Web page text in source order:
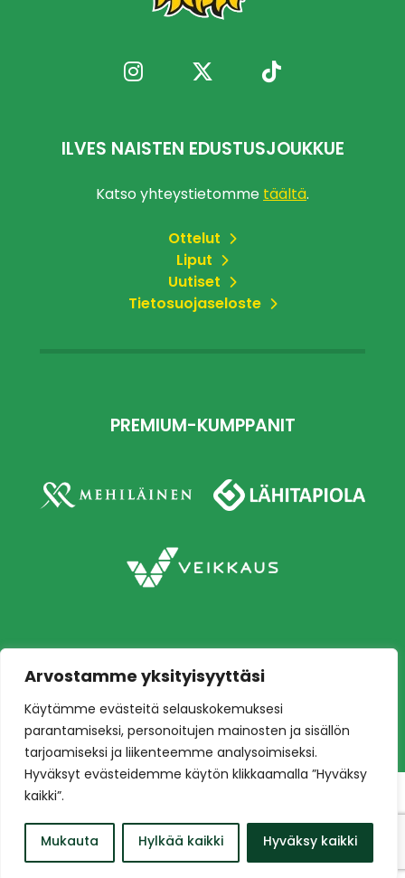
Arvostamme yksityisyyttäsi
Käytämme evästeitä selauskokemuksesi
parantamiseksi, personoitujen mainosten ja sisällön
tarjoamiseksi ja liikenteemme analysoimiseksi.
Hyväksyt evästeidemme käytön klikkaamalla ”Hyväksy
kaikki”.
Mukauta Hylkää kaikki Hyväksy kaikki
ILVES NAISTEN EDUSTUSJOUKKUE
Katso yhteystietomme täältä.
Ottelut
Liput
Uutiset
Tietosuojaseloste
PREMIUM-KUMPPANIT
edustusjoukkue
Toteutus:Mainostoimisto Värikäs